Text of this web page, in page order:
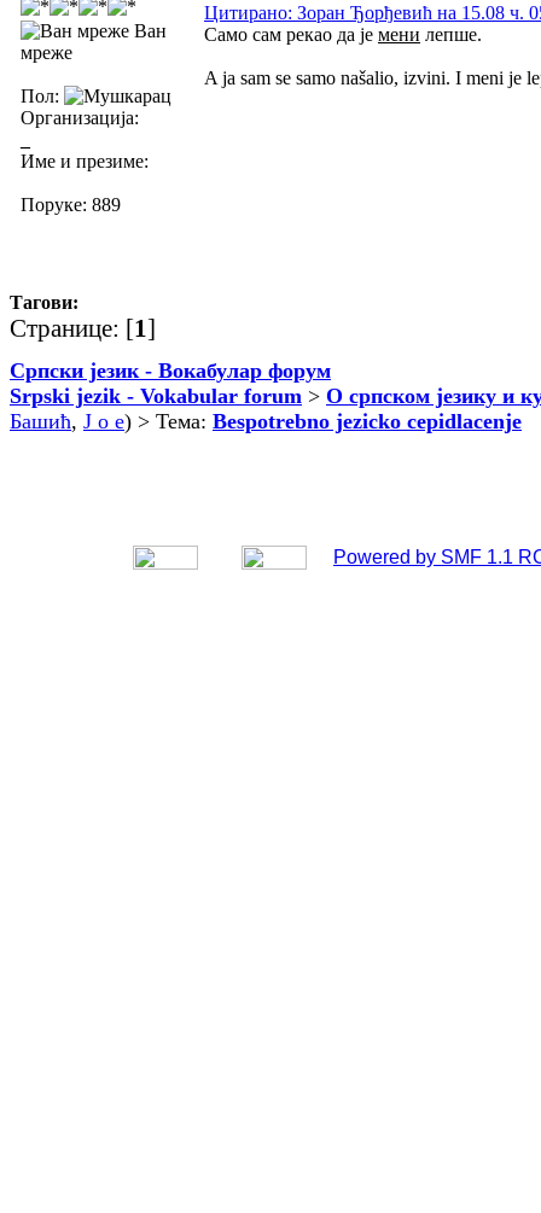
Ван
мреже
Пол:
Организација:
Име и презиме:
Поруке: 889
Цитирано: Зоран Ђорђевић на 15.08 ч.
Само сам рекао да је мени лепше.
A ja sam se samo našalio, izvini. I meni je
Тагови:
Странице: [1]
Српски језик - Вокабулар форум
Srpski jezik - Vokabular forum > О српском језику и
Башић, J o e) > Тема: Bespotrebno jezicko cepidlacenje
Powered by SMF 1.1